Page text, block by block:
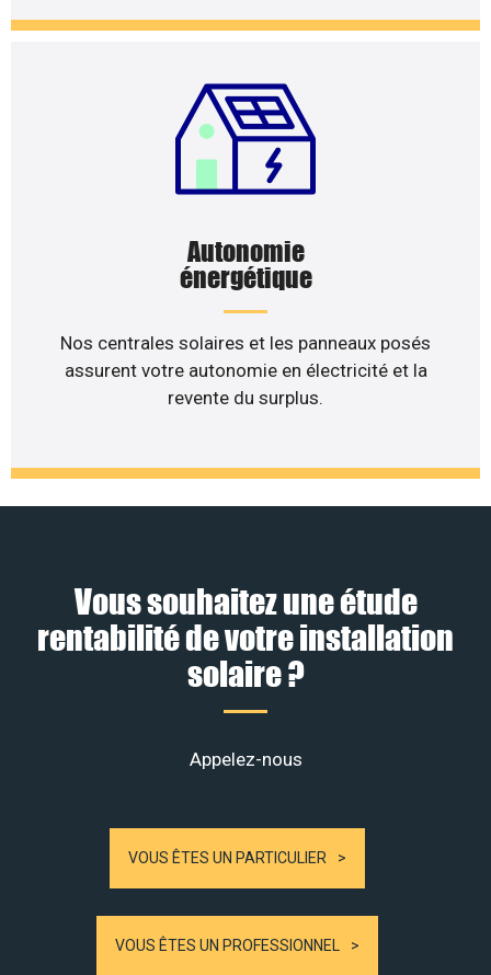
Autonomie
énergétique
Nos centrales solaires et les panneaux posés
assurent votre autonomie en électricité et la
revente du surplus.
Vous souhaitez une étude
rentabilité de votre installation
solaire ?
Appelez-nous
VOUS ÊTES UN PARTICULIER
VOUS ÊTES UN PROFESSIONNEL